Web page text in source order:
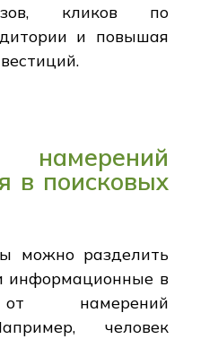
кликов по
и повышая
намерений
в поисковых
можно разделить
информационные в
от намерений
человек